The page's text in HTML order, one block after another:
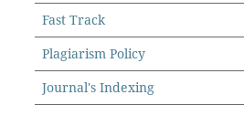
Fast Track
Plagiarism Policy
Journal's Indexing